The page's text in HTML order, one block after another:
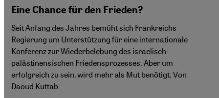
Eine Chance für den Frieden?
Seit Anfang des Jahres bemüht sich Frankreichs
Regierung um Unterstützung für eine internationale
Konferenz zur Wiederbelebung des israelisch-
palästinensischen Friedensprozesses. Aber um
erfolgreich zu sein, wird mehr als Mut benötigt. Von
Daoud Kuttab